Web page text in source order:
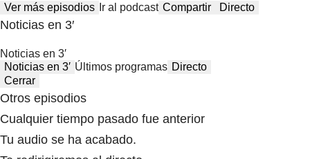
Ver más episodios Ir al podcast Compartir Directo
Noticias en 3′
Noticias en 3′
Noticias en 3′ Últimos programas Directo
Cerrar
Otros episodios
Cualquier tiempo pasado fue anterior
Tu audio se ha acabado.